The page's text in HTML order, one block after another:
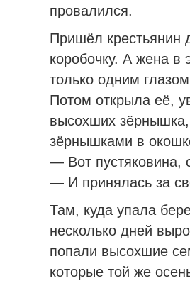
провалился.
Пришёл крестьянин
коробочку. А жена в
только одним
Потом открыла её,
высохших
зёрнышками в
— Вот пустяковина,
— И принялась за
Там, куда упала
несколько дней
попали высохшие
которые той же